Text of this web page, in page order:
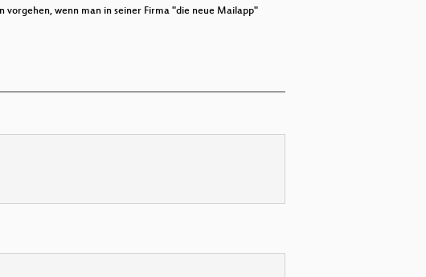
vorgehen, wenn man in seiner Firma "die neue Mailapp"